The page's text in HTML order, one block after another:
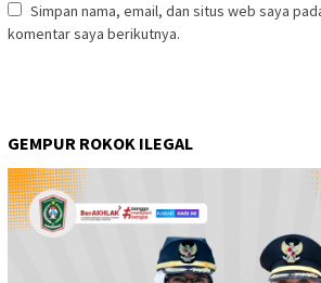
Simpan nama, email, dan situs web saya
komentar saya berikutnya.
GEMPUR ROKOK ILEGAL